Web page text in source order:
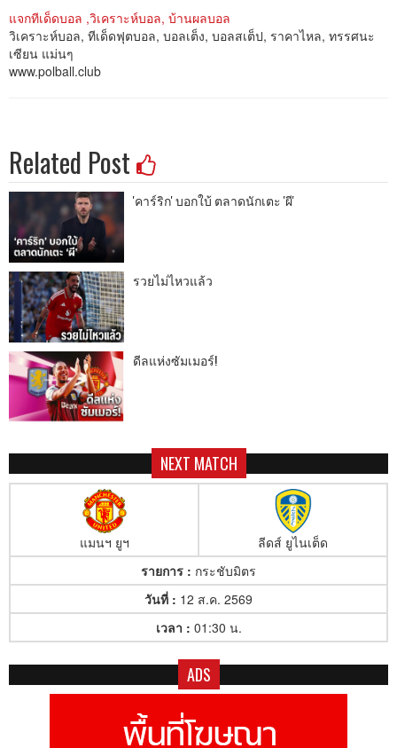
แจกทีเด็ดบอล ,วิเคราะห์บอล, บ้านผลบอล
วิเคราะห์บอล, ทีเด็ดฟุตบอล, บอลเต็ง, บอลสเต็ป, ราคาไหล, ทรรศนะ
เซียน แม่นๆ
www.polball.club
Related Post
'คาร์ริก' บอกใบ้ ตลาดนักเตะ 'ผี'
รวยไม่ไหวแล้ว
ดีลแห่งซัมเมอร์!
NEXT MATCH
แมนฯ ยูฯ
ลีดส์ ยูไนเต็ด
รายการ : กระชับมิตร
วันที่ : 12 ส.ค. 2569
เวลา : 01:30 น.
ADS